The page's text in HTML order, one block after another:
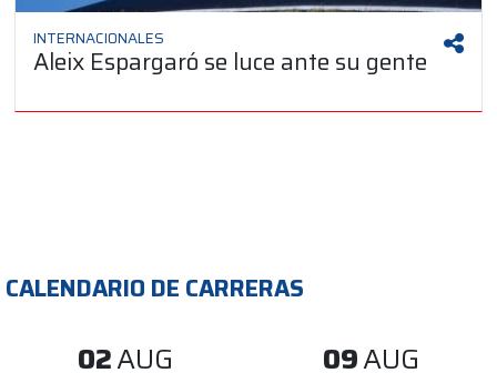
INTERNACIONALES
Aleix Espargaró se luce ante su gente
CALENDARIO DE CARRERAS
02AUG 09AUG